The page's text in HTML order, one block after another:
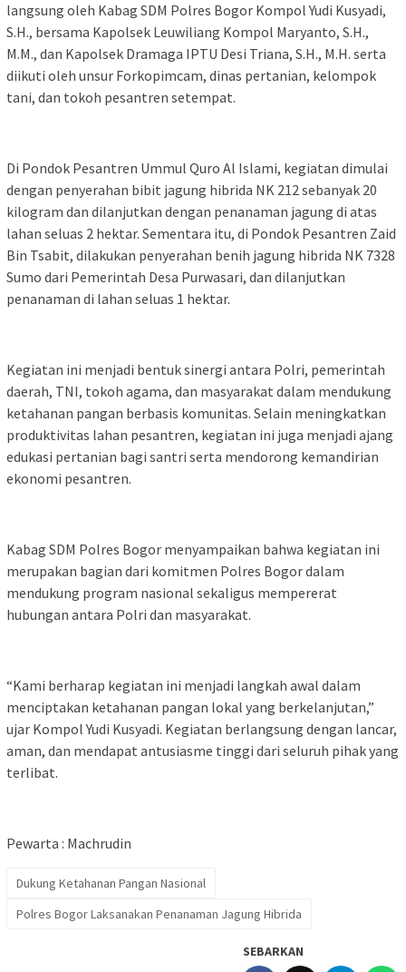
langsung oleh Kabag SDM Polres Bogor Kompol Yudi Kusyadi,
S.H., bersama Kapolsek Leuwiliang Kompol Maryanto, S.H.,
M.M., dan Kapolsek Dramaga IPTU Desi Triana, S.H., M.H. serta
diikuti oleh unsur Forkopimcam, dinas pertanian, kelompok
tani, dan tokoh pesantren setempat.
Di Pondok Pesantren Ummul Quro Al Islami, kegiatan dimulai
dengan penyerahan bibit jagung hibrida NK 212 sebanyak 20
kilogram dan dilanjutkan dengan penanaman jagung di atas
lahan seluas 2 hektar. Sementara itu, di Pondok Pesantren Zaid
Bin Tsabit, dilakukan penyerahan benih jagung hibrida NK 7328
Sumo dari Pemerintah Desa Purwasari, dan dilanjutkan
penanaman di lahan seluas 1 hektar.
Kegiatan ini menjadi bentuk sinergi antara Polri, pemerintah
daerah, TNI, tokoh agama, dan masyarakat dalam mendukung
ketahanan pangan berbasis komunitas. Selain meningkatkan
produktivitas lahan pesantren, kegiatan ini juga menjadi ajang
edukasi pertanian bagi santri serta mendorong kemandirian
ekonomi pesantren.
Kabag SDM Polres Bogor menyampaikan bahwa kegiatan ini
merupakan bagian dari komitmen Polres Bogor dalam
mendukung program nasional sekaligus mempererat
hubungan antara Polri dan masyarakat.
“Kami berharap kegiatan ini menjadi langkah awal dalam
menciptakan ketahanan pangan lokal yang berkelanjutan,”
ujar Kompol Yudi Kusyadi. Kegiatan berlangsung dengan lancar,
aman, dan mendapat antusiasme tinggi dari seluruh pihak yang
terlibat.
Pewarta : Machrudin
Dukung Ketahanan Pangan Nasional
Polres Bogor Laksanakan Penanaman Jagung Hibrida
SEBARKAN